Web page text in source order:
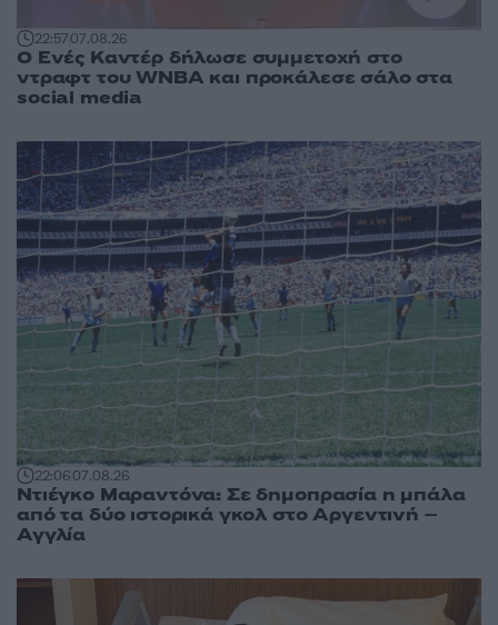
22:5707.08.26
Ο Ενές Καντέρ δήλωσε συμμετοχή στο
ντραφτ του WNBA και προκάλεσε σάλο στα
social media
22:0607.08.26
Ντιέγκο Μαραντόνα: Σε δημοπρασία η μπάλα
από τα δύο ιστορικά γκολ στο Αργεντινή –
Αγγλία